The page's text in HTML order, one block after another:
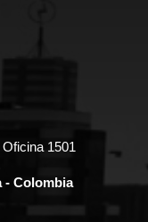
1501
- Colombia